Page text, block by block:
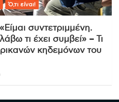
Ό,τι είναι!
συντετριμμένη.
τι έχει συμβεί» – Τι
κηδεμόνων του